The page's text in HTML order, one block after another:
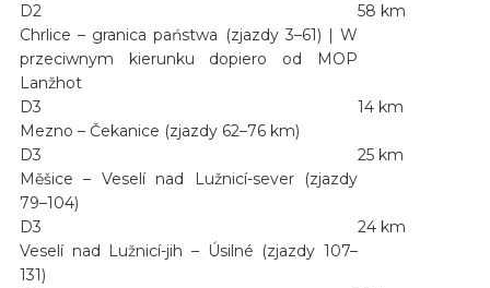
D2
Chrlice – granica państwa (zjazdy 3–61) | W
przeciwnym kierunku dopiero od MOP
Lanžhot
58 km
D3
Mezno – Čekanice (zjazdy 62–76 km)
14 km
D3
Měšice – Veselí nad Lužnicí-sever (zjazdy
79–104)
25 km
D3
Veselí nad Lužnicí-jih – Úsilné (zjazdy 107–
131)
24 km